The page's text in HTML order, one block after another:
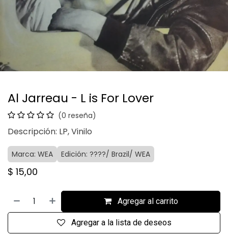
Al Jarreau - L is For Lover
(0 reseña)
Descripción: LP, Vinilo
Marca: WEA Edición: ????/ Brazil/ WEA
$ 15,00
Agregar al carrito
Agregar a la lista de deseos